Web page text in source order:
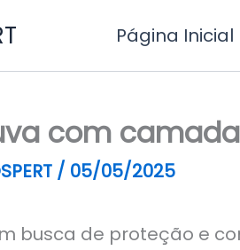
Página Inicial
com
/ 05/05/2025
busca de proteção e